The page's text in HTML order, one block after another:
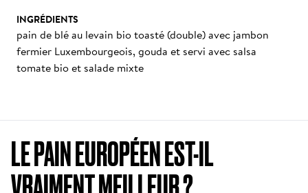
INGRÉDIENTS
pain de blé au levain bio toasté (double) avec jambon
fermier Luxembourgeois, gouda et servi avec salsa
tomate bio et salade mixte
LE PAIN EUROPÉEN EST-IL